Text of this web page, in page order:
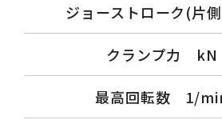
ジョーストローク(片
クランプ力 kN
最高回転数 1/